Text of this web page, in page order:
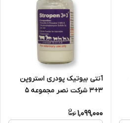
آنتی بیوتیک پودری استروپن
3+3 شرکت نصر مجموعه ۵
1,099,000